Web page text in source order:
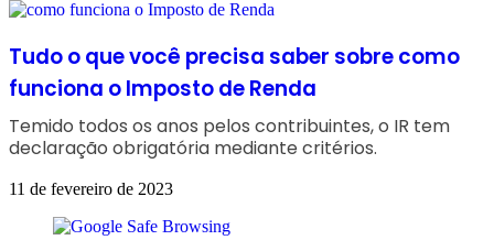
Tudo o que você precisa saber sobre como
funciona o Imposto de Renda
Temido todos os anos pelos contribuintes, o IR tem
declaração obrigatória mediante critérios.
11 de fevereiro de 2023